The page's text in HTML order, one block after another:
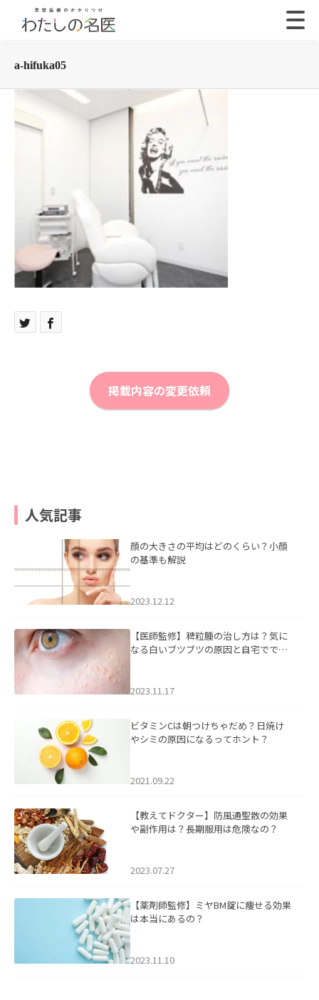
a-hifuka05
掲載内容の変更依頼
人気記事
顔の大きさの平均はどのくらい？小顔
の基準も解説
2023.12.12
【医師監修】稗粒腫の治し方は？気に
なる白いブツブツの原因と自宅ででき
2023.11.17
ビタミンCは朝つけちゃだめ？日焼け
やシミの原因になるってホント？
2021.09.22
【教えてドクター】防風通聖散の効果
や副作用は？長期服用は危険なの？
2023.07.27
【薬剤師監修】ミヤBM錠に痩せる効果
は本当にあるの？
2023.11.10